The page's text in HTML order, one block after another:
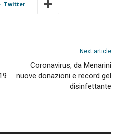
Twitter
Next article
Coronavirus, da Menarini
nuove donazioni e record gel
disinfettante